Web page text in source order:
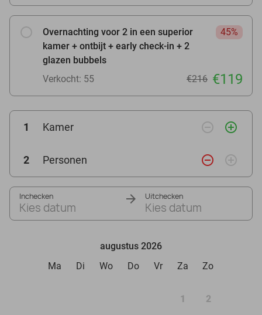
Overnachting voor 2 in een superior
kamer + ontbijt + early check-in + 2
glazen bubbels
45%
Verkocht: 55 €216 €119
1 Kamer remove_circle_outline add_circle_outline
2 Personen remove_circle_outline add_circle_outline
Inchecken
Kies datum
Uitchecken
Kies datum
augustus 2026
Ma
Di Wo Do Vr Za Zo
1 2